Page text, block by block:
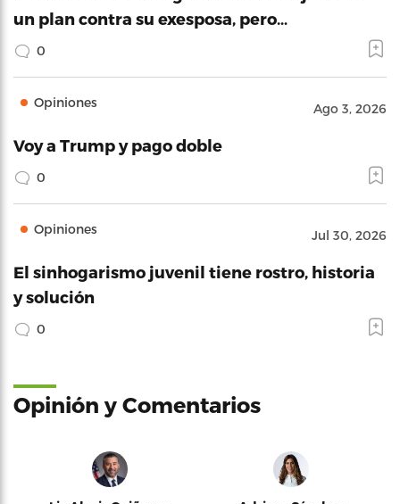
un plan contra su exesposa, pero…
0
Opiniones Ago 3, 2026
Voy a Trump y pago doble
0
Opiniones Jul 30, 2026
El sinhogarismo juvenil tiene rostro, historia
y solución
0
Opinión y Comentarios